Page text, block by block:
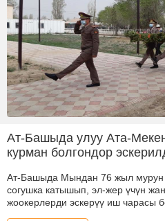
Ат-Башыда улуу Ата-
курман болгондор
Ат-Башыда Мындан 76 жыл мурун
согушка катышып, эл-жер үчүн
жоокерлерди эскерүү иш чарасы